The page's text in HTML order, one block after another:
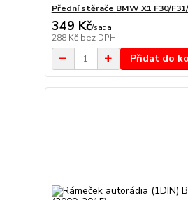
Přední stěrače BMW X1 F30/
349 Kč/sada
288 Kč bez DPH
Přidat do